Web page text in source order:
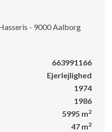
- 9000 Aalborg
663991166
Ejerlejlighed
1974
1986
5995 m2
47 m2